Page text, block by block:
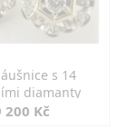
s 14
diamanty
200 Kč